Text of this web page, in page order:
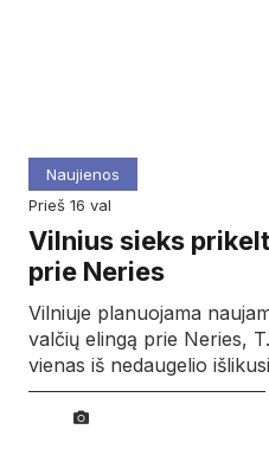
Naujienos
prieš 16 val
Vilnius sieks
prie Neries
Vilniuje planuojama
valčių elingą prie Neries,
vienas iš nedaugelio